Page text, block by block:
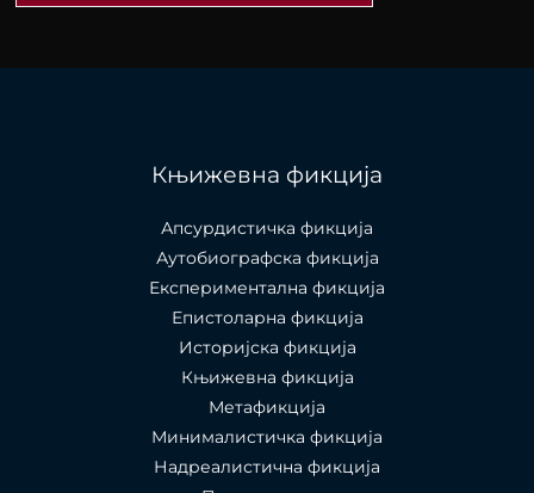
Књижевна фикција
Апсурдистичка фикција
Аутобиографска фикција
Експериментална фикција
Епистоларна фикција
Историјска фикција
Књижевна фикција
Метафикција
Минималистичка фикција
Надреалистична фикција